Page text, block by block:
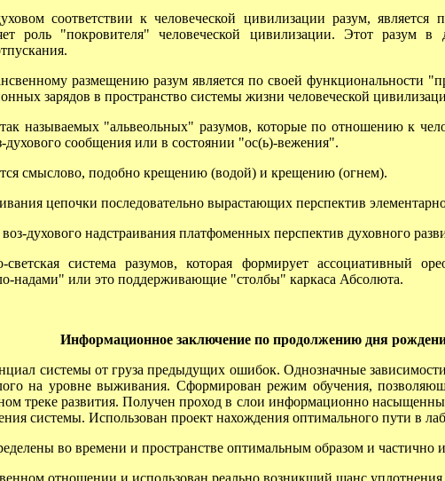
соответствии к человеческой цивилизации разум,
роль "покровителя" человеческой цивилизации. Этот разум
размещению разум является по своей функциональности
зарядов в пространство системы жизни человеческой
называемых "альвеольных" разумов, которые по отношению к
сообщения или в состоянии "ос(ь)-вежения".
смыслово, подобно крещению (водой) и крещению (огнем).
цепочки последовательно вырастающих перспектив
духового надстраивания платфоменных перспектив духовного
система разумов, которая формирует ассоциативный
надами" или это поддерживающие "столбы" каркаса Абсолюта.
Информационное заключение по продолжению дня
системы от груза предыдущих ошибок. Однозначные
на уровне выживания. Сформирован режим обучения,
треке развития. Получен проход в слои информационно
системы. Использован проект нахождения оптимального пути в
во времени и пространстве оптимальным образом и частично